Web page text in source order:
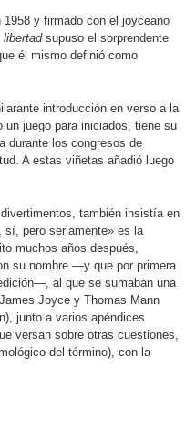
y firmado con el joyceano
libertadsupuso el sorprendente
él mismo definió como
introducción en verso a la
juego para iniciados, tiene su
durante los congresos de
A estas viñetas añadió luego
también insistía en
sí, pero seriamente» es la
muchos años después,
su nombre —y que por primera
al que se sumaban una
Joyce y Thomas Mann
junto a varios apéndices
versan sobre otras cuestiones,
del término), con la